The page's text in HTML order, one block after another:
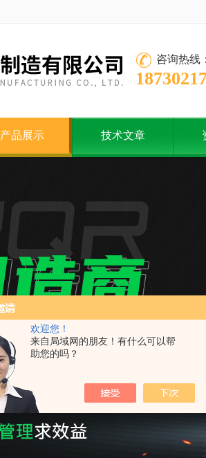
欢迎您！
来自局域网的朋友！有什么可以帮
助您的吗？
咨询热线：
产品展示 技术文章